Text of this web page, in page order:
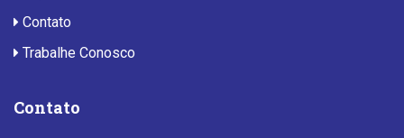
Contato
Trabalhe Conosco
Contato